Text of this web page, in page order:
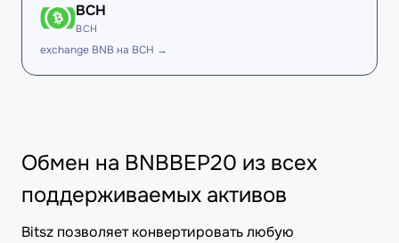
BCH
BCH
exchange BNB на BCH →
Обмен на BNBBEP20 из всех
поддерживаемых активов
Bitsz позволяет конвертировать любую